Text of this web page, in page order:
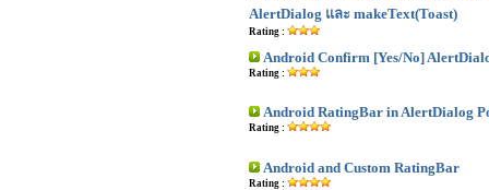
AlertDialog และ makeText(Toast)
Rating :
Android Confirm [Yes/No]
Rating :
Android RatingBar in AlertDialog
Rating :
Android and Custom RatingBar
Rating :